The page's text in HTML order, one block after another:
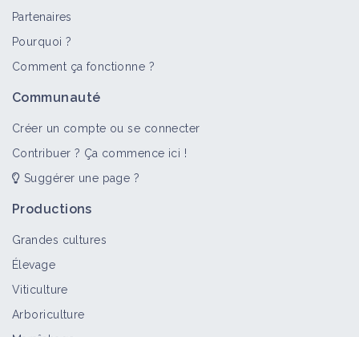
Adventices
Partenaires
Pourquoi ?
Comment ça fonctionne ?
Communauté
Créer un compte ou se connecter
Contribuer ? Ça commence ici !
Suggérer une page ?
Productions
Grandes cultures
Élevage
Viticulture
Arboriculture